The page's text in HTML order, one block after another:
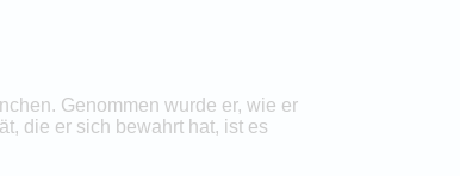
Genommen wurde er, wie er
die er sich bewahrt hat, ist es